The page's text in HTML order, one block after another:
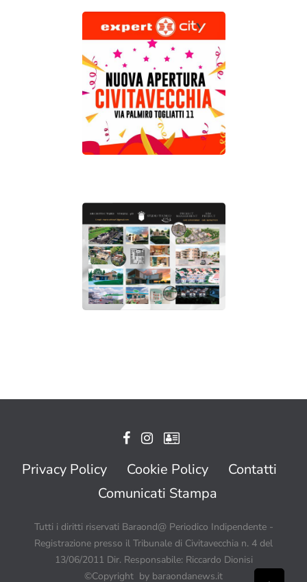
Privacy Policy Cookie Policy
Contatti
Comunicati Stampa
Tutti i diritti riservati Baraond@ Periodico Indipendente -
Registrazione presso il Tribunale di Civitavecchia n. 4 del
13/06/2011 Dir. Responsabile: Riccardo Dionisi
©Copyright by baraondanews.it